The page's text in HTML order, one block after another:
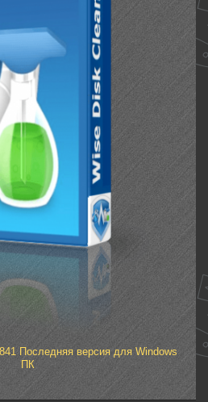
Последняя версия для Windows
ПК